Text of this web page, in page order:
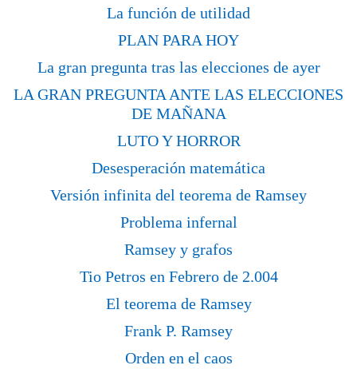
La función de utilidad
PLAN PARA HOY
La gran pregunta tras las elecciones de ayer
LA GRAN PREGUNTA ANTE LAS ELECCIONES
DE MAÑANA
LUTO Y HORROR
Desesperación matemática
Versión infinita del teorema de Ramsey
Problema infernal
Ramsey y grafos
Tio Petros en Febrero de 2.004
El teorema de Ramsey
Frank P. Ramsey
Orden en el caos